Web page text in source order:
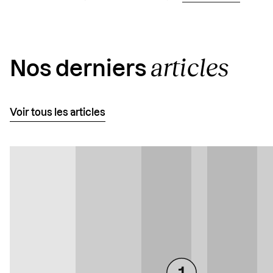
Nos derniers articles
Voir tous les articles